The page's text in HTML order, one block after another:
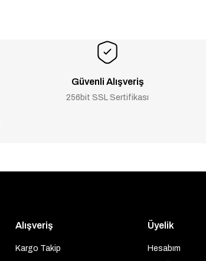
Güvenli Alışveriş
256bit SSL Sertifikası
Alışveriş
Kargo Takip
Üyelik
Hesabım